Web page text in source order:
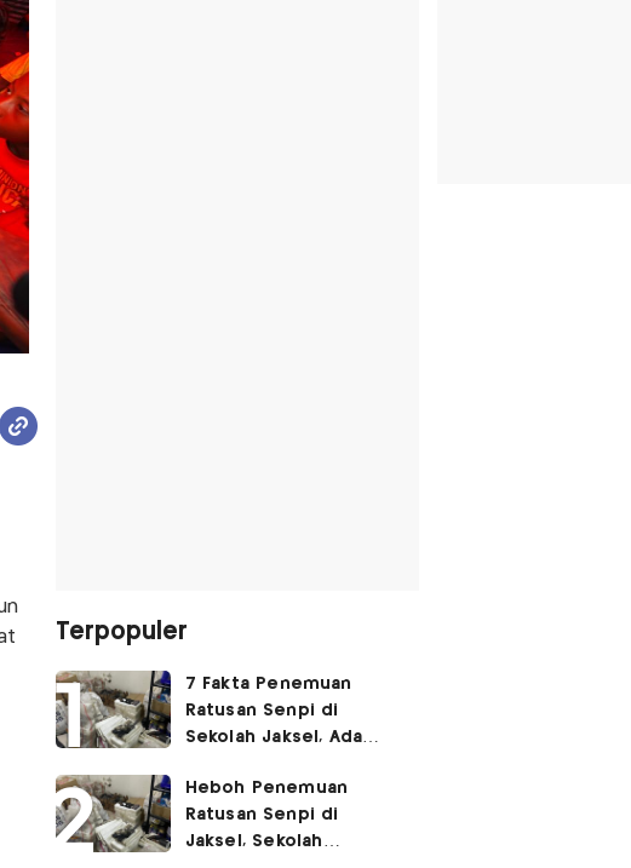
Terpopuler
7 Fakta Penemuan
Ratusan Senpi di
Sekolah Jaksel, Ada
Ruang Bunker
Heboh Penemuan
Ratusan Senpi di
Jaksel, Sekolah